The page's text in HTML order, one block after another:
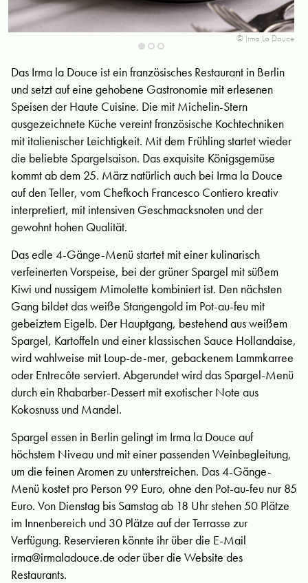
© Irma La Douce
Das Irma la Douce ist ein französisches Restaurant in Berlin
und setzt auf eine gehobene Gastronomie mit erlesenen
Speisen der Haute Cuisine. Die mit Michelin-Stern
ausgezeichnete Küche vereint französische Kochtechniken
mit italienischer Leichtigkeit. Mit dem Frühling startet wieder
die beliebte Spargelsaison. Das exquisite Königsgemüse
kommt ab dem 25. März natürlich auch bei Irma la Douce
auf den Teller, vom Chefkoch Francesco Contiero kreativ
interpretiert, mit intensiven Geschmacksnoten und der
gewohnt hohen Qualität.
Das edle 4-Gänge-Menü startet mit einer kulinarisch
verfeinerten Vorspeise, bei der grüner Spargel mit süßem
Kiwi und nussigem Mimolette kombiniert ist. Den nächsten
Gang bildet das weiße Stangengold im Pot-au-feu mit
gebeiztem Eigelb. Der Hauptgang, bestehend aus weißem
Spargel, Kartoffeln und einer klassischen Sauce Hollandaise,
wird wahlweise mit Loup-de-mer, gebackenem Lammkarree
oder Entrecôte serviert. Abgerundet wird das Spargel-Menü
durch ein Rhabarber-Dessert mit exotischer Note aus
Kokosnuss und Mandel.
Spargel essen in Berlin gelingt im Irma la Douce auf
höchstem Niveau und mit einer passenden Weinbegleitung,
um die feinen Aromen zu unterstreichen. Das 4-Gänge-
Menü kostet pro Person 99 Euro, ohne den Pot-au-feu nur 85
Euro. Von Dienstag bis Samstag ab 18 Uhr stehen 50 Plätze
im Innenbereich und 30 Plätze auf der Terrasse zur
Verfügung. Reservieren könnte ihr über die E-Mail
irma@irmaladouce.de oder über die Website des
Restaurants.